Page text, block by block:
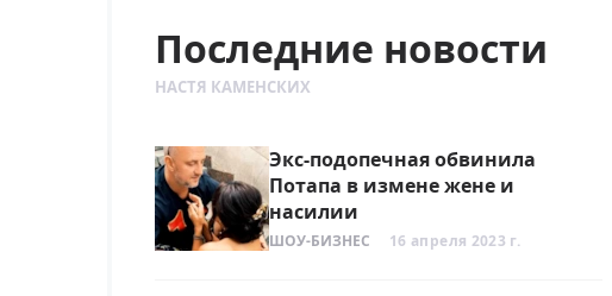
Последние новости
НАСТЯ КАМЕНСКИХ
Экс-подопечная обвинила
Потапа в измене жене и
насилии
ШОУ-БИЗНЕС 16 апреля 2023 г.